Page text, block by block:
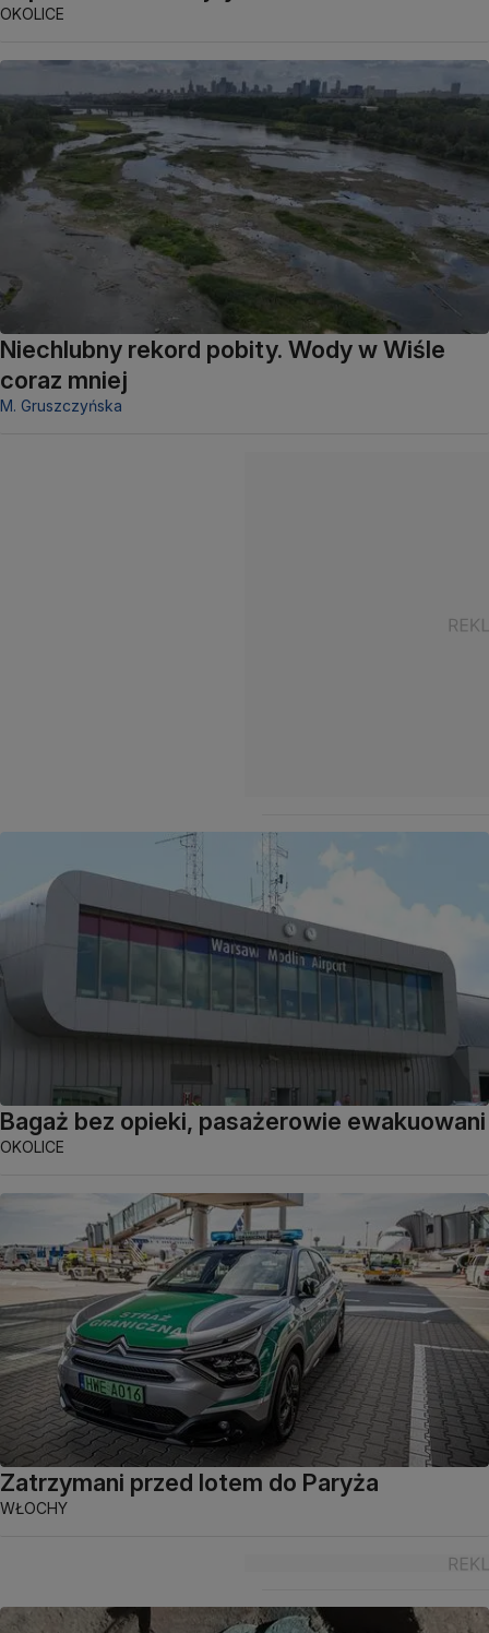
OKOLICE
Niechlubny rekord pobity. Wody w Wiśle
coraz mniej
M. Gruszczyńska
Bagaż bez opieki, pasażerowie ewakuowani
OKOLICE
Zatrzymani przed lotem do Paryża
WŁOCHY